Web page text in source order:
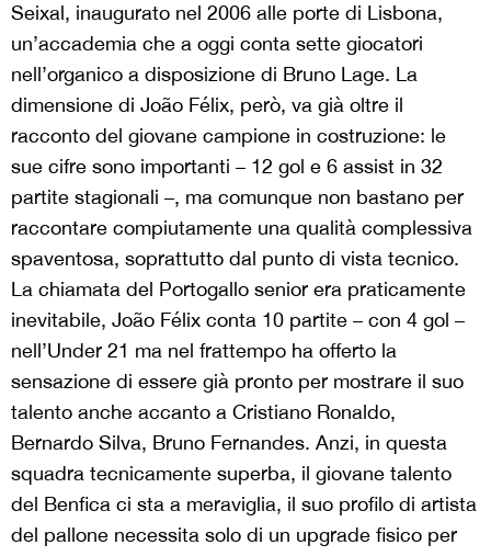
Seixal, inaugurato nel 2006 alle porte di Lisbona,
un’accademia che a oggi conta sette giocatori
nell’organico a disposizione di Bruno Lage. La
dimensione di João Félix, però, va già oltre il
racconto del giovane campione in costruzione: le
sue cifre sono importanti – 12 gol e 6 assist in 32
partite stagionali –, ma comunque non bastano per
raccontare compiutamente una qualità complessiva
spaventosa, soprattutto dal punto di vista tecnico.
La chiamata del Portogallo senior era praticamente
inevitabile, João Félix conta 10 partite – con 4 gol –
nell’Under 21 ma nel frattempo ha offerto la
sensazione di essere già pronto per mostrare il suo
talento anche accanto a Cristiano Ronaldo,
Bernardo Silva, Bruno Fernandes. Anzi, in questa
squadra tecnicamente superba, il giovane talento
del Benfica ci sta a meraviglia, il suo profilo di artista
del pallone necessita solo di un upgrade fisico per